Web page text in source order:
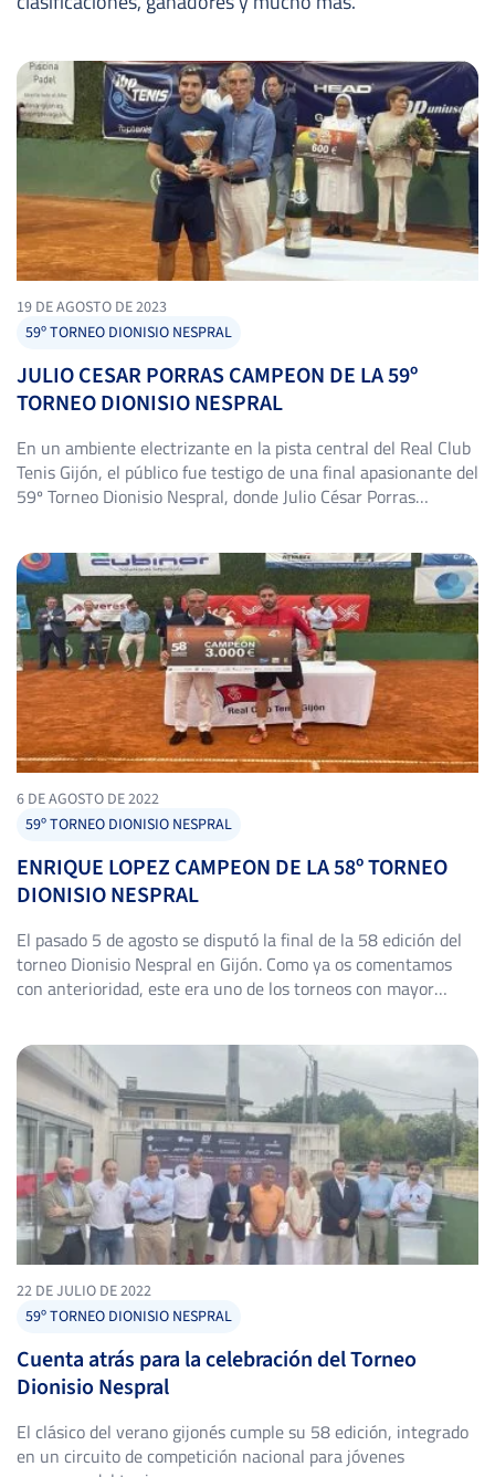
19 DE AGOSTO DE 2023
59º TORNEO DIONISIO NESPRAL
JULIO CESAR PORRAS CAMPEON DE LA 59º
TORNEO DIONISIO NESPRAL
En un ambiente electrizante en la pista central del Real Club
Tenis Gijón, el público fue testigo de una final apasionante del
59º Torneo Dionisio Nespral, donde Julio César Porras
actitud aguerrida y una gran destreza en […]
6 DE AGOSTO DE 2022
59º TORNEO DIONISIO NESPRAL
ENRIQUE LOPEZ CAMPEON DE LA 58º TORNEO
DIONISIO NESPRAL
El pasado 5 de agosto se disputó la final de la 58 edición del
torneo Dionisio Nespral en Gijón. Como ya os comentamos
con anterioridad, este era uno de los torneos con mayor
hacía […]
22 DE JULIO DE 2022
59º TORNEO DIONISIO NESPRAL
Cuenta atrás para la celebración del Torneo
Dionisio Nespral
El clásico del verano gijonés cumple su 58 edición, integrado
en un circuito de competición nacional para jóvenes